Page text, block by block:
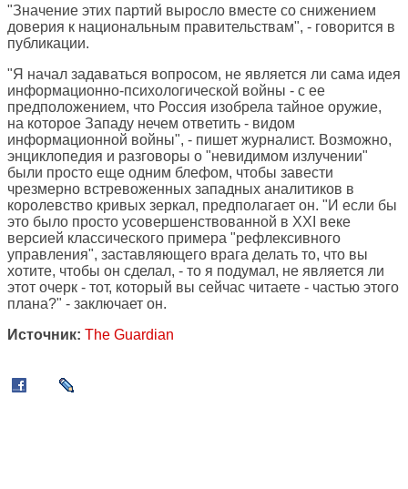
"Значение этих партий выросло вместе со снижением
доверия к национальным правительствам", - говорится в
публикации.
"Я начал задаваться вопросом, не является ли сама идея
информационно-психологической войны - с ее
предположением, что Россия изобрела тайное оружие,
на которое Западу нечем ответить - видом
информационной войны", - пишет журналист. Возможно,
энциклопедия и разговоры о "невидимом излучении"
были просто еще одним блефом, чтобы завести
чрезмерно встревоженных западных аналитиков в
королевство кривых зеркал, предполагает он. "И если бы
это было просто усовершенствованной в XXI веке
версией классического примера "рефлексивного
управления", заставляющего врага делать то, что вы
хотите, чтобы он сделал, - то я подумал, не является ли
этот очерк - тот, который вы сейчас читаете - частью этого
плана?" - заключает он.
Источник: The Guardian